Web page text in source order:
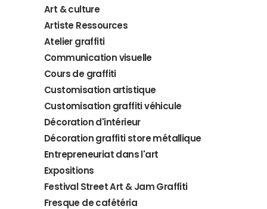
Art & culture
Artiste Ressources
Atelier graffiti
Communication visuelle
Cours de graffiti
Customisation artistique
Customisation graffiti véhicule
Décoration d'intérieur
Décoration graffiti store métallique
Entrepreneuriat dans l'art
Expositions
Festival Street Art & Jam Graffiti
Fresque de cafétéria